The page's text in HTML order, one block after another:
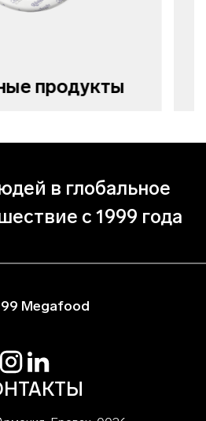
продукты
в глобальное
с 1999 года
Megafood